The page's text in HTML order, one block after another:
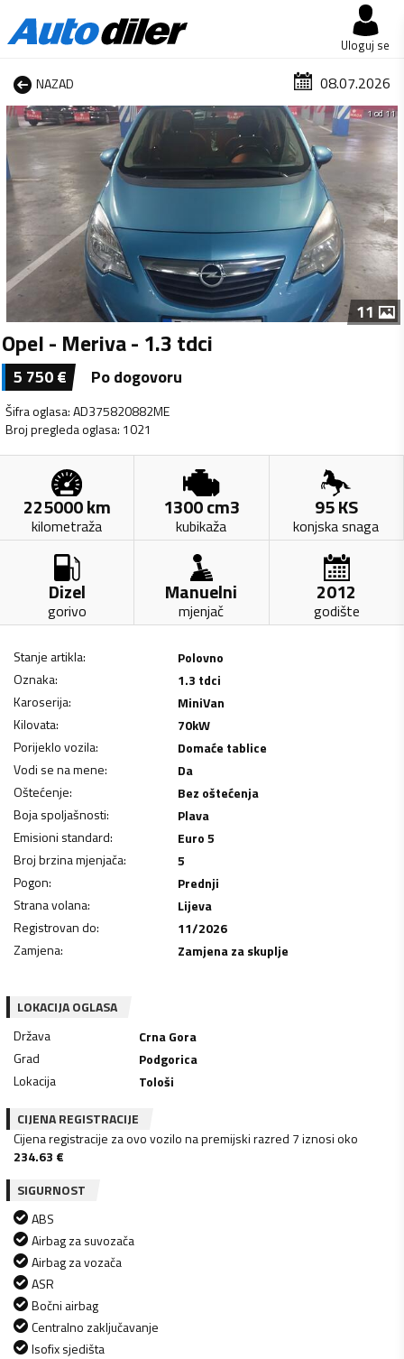
Uloguj se
NAZAD 08.07.2026
1 od 11
11
Opel - Meriva - 1.3 tdci
5 750€ Po dogovoru
Šifra oglasa:AD375820882ME
Broj pregleda oglasa: 1021
225000km
kilometraža
1300cm3
kubikaža
95KS
konjska snaga
Dizel
gorivo
Manuelni
mjenjač
2012
godište
Stanje artikla:
Polovno
Oznaka:
1.3 tdci
Karoserija:
MiniVan
Kilovata: 70kW
Porijeklo vozila:
Domaće tablice
Vodi se na mene:
Da
Oštećenje:
Bez oštećenja
Boja spoljašnosti:
Plava
Emisioni standard:
Euro 5
Broj brzina mjenjača:
5
Pogon:
Prednji
Strana volana:
Lijeva
Registrovan do:
11/2026
Zamjena: Zamjena za skuplje
LOKACIJA OGLASA
Država
Crna Gora
Grad
Podgorica
Lokacija
Tološi
CIJENA REGISTRACIJE
Cijena registracije za ovo vozilo na premijski razred 7 iznosi oko
234.63 €
SIGURNOST
ABS
Airbag za suvozača
Airbag za vozača
ASR
Bočni airbag
Centralno zaključavanje
Isofix sjedišta